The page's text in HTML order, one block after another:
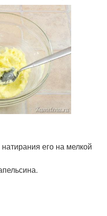
его на мелкой